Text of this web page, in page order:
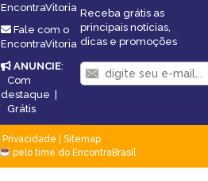
EncontraVitoria
Fale com o
EncontraVitoria
ANUNCIE:
Com
destaque |
Grátis
Receba grátis as
principais notícias,
dicas e promoções
Privacidade
Sitemap
pelo time do EncontraBrasil